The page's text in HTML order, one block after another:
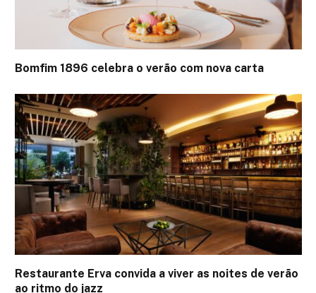
Bomfim 1896 celebra o verão com nova carta
Restaurante Erva convida a viver as noites de verão
ao ritmo do jazz